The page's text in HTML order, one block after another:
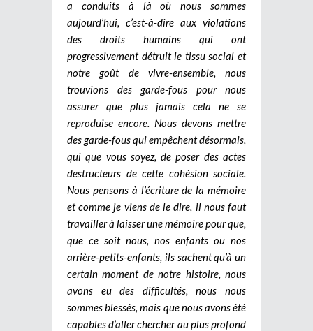
a conduits à là où nous sommes
aujourd’hui, c’est-à-dire aux violations
des droits humains qui ont
progressivement détruit le tissu social et
notre goût de vivre-ensemble, nous
trouvions des garde-fous pour nous
assurer que plus jamais cela ne se
reproduise encore. Nous devons mettre
des garde-fous qui empêchent désormais,
qui que vous soyez, de poser des actes
destructeurs de cette cohésion sociale.
Nous pensons à l’écriture de la mémoire
et comme je viens de le dire, il nous faut
travailler à laisser une mémoire pour que,
que ce soit nous, nos enfants ou nos
arrière-petits-enfants, ils sachent qu’à un
certain moment de notre histoire, nous
avons eu des difficultés, nous nous
sommes blessés, mais que nous avons été
capables d’aller chercher au plus profond